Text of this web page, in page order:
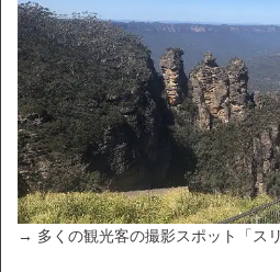
→ 多くの観光客の撮影スポット「ス